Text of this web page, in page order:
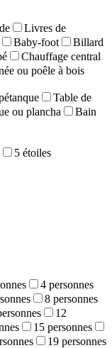
Livres de
Baby-foot
Billard
Chauffage central
ou poêle à bois
Table de
ou plancha
Bain
5 étoiles
4 personnes
8 personnes
12
15 personnes
19 personnes